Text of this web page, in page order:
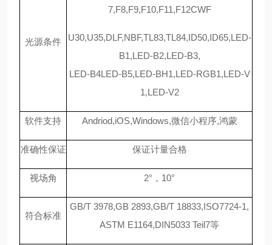
光源条件
7,F8,F9,F10,F11,F12CWF
U30,U35,DLF,NBF,TL83,TL84,ID50,ID65,LED-
B1,LED-B2,LED-B3,
LED-B4LED-B5,LED-BH1,LED-RGB1,LED-V
1,LED-V2
软件支持 Andriod,iOS,Windows,微信小程序,鸿蒙
准确性保证 保证计量合格
视场角 2°，10°
符合标准
GB/T 3978,GB 2893,GB/T 18833,ISO7724-1,
ASTM E1164,DIN5033 Teil7等